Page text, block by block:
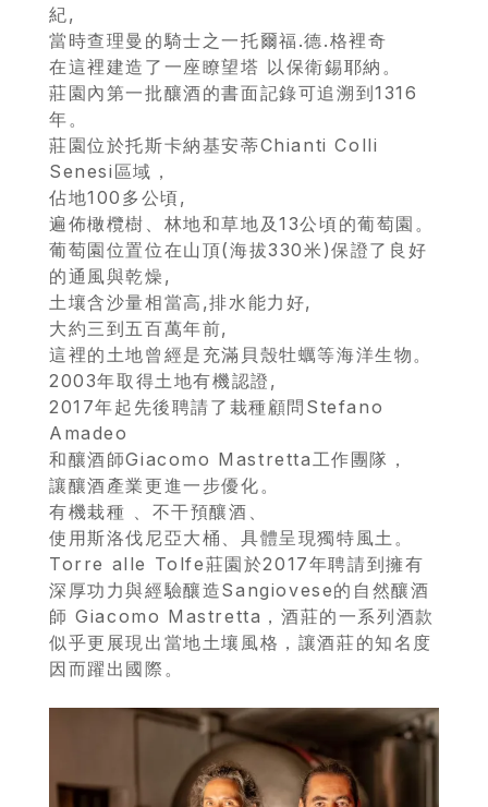
紀,
當時查理曼的騎士之一托爾福.德.格裡奇
在這裡建造了一座瞭望塔 以保衛錫耶納。
莊園內第一批釀酒的書面記錄可追溯到1316
年。
莊園位於托斯卡納基安蒂Chianti Colli
Senesi區域，
佔地100多公頃,
遍佈橄欖樹、林地和草地及13公頃的葡萄園。
葡萄園位置位在山頂(海拔330米)保證了良好
的通風與乾燥,
土壤含沙量相當高,排水能力好,
大約三到五百萬年前,
這裡的土地曾經是充滿貝殼牡蠣等海洋生物。
2003年取得土地有機認證,
2017年起先後聘請了栽種顧問Stefano
Amadeo
和釀酒師Giacomo Mastretta工作團隊，
讓釀酒產業更進一步優化。
有機栽種 、不干預釀酒、
使用斯洛伐尼亞大桶、具體呈現獨特風土。
Torre alle Tolfe莊園於2017年聘請到擁有
深厚功力與經驗釀造Sangiovese的自然釀酒
師 Giacomo Mastretta，酒莊的一系列酒款
似乎更展現出當地土壤風格，讓酒莊的知名度
因而躍出國際。